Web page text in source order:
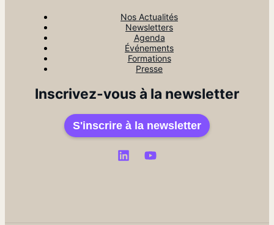
Nos Actualités
Newsletters
Agenda
Événements
Formations
Presse
Inscrivez-vous à la newsletter
S'inscrire à la newsletter